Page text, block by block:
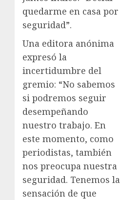
quedarme en casa por
seguridad”.
Una editora anónima
expresó la
incertidumbre del
gremio: “No sabemos
si podremos seguir
desempeñando
nuestro trabajo. En
este momento, como
periodistas, también
nos preocupa nuestra
seguridad. Tenemos la
sensación de que